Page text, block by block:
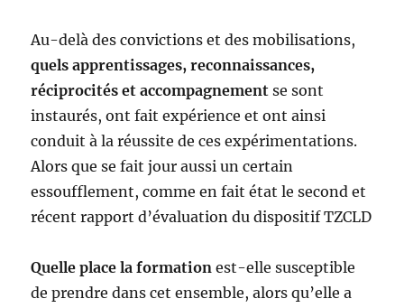
Au-delà des convictions et des mobilisations,
quels apprentissages, reconnaissances,
réciprocités et accompagnement se sont
instaurés, ont fait expérience et ont ainsi
conduit à la réussite de ces expérimentations.
Alors que se fait jour aussi un certain
essoufflement, comme en fait état le second et
récent rapport d’évaluation du dispositif TZCLD
Quelle place la formationest-elle susceptible
de prendre dans cet ensemble, alors qu’elle a